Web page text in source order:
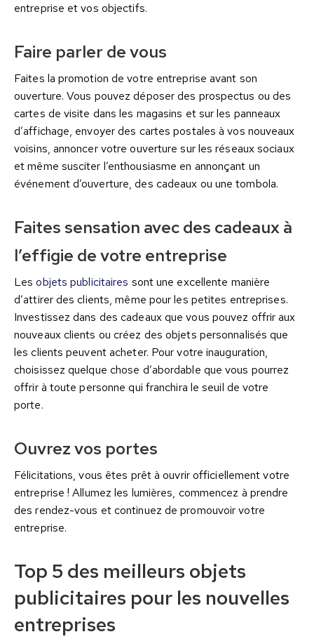
entreprise et vos objectifs.
Faire parler de vous
Faites la promotion de votre entreprise avant son
ouverture. Vous pouvez déposer des prospectus ou des
cartes de visite dans les magasins et sur les panneaux
d’affichage, envoyer des cartes postales à vos nouveaux
voisins, annoncer votre ouverture sur les réseaux sociaux
et même susciter l’enthousiasme en annonçant un
événement d’ouverture, des cadeaux ou une tombola.
Faites sensation avec des cadeaux à
l’effigie de votre entreprise
Lesobjets publicitaires sont une excellente manière
d’attirer des clients, même pour les petites entreprises.
Investissez dans des cadeaux que vous pouvez offrir aux
nouveaux clients ou créez des objets personnalisés que
les clients peuvent acheter. Pour votre inauguration,
choisissez quelque chose d’abordable que vous pourrez
offrir à toute personne qui franchira le seuil de votre
porte.
Ouvrez vos portes
Félicitations, vous êtes prêt à ouvrir officiellement votre
entreprise ! Allumez les lumières, commencez à prendre
des rendez-vous et continuez de promouvoir votre
entreprise.
Top 5 des meilleurs objets
publicitaires pour les nouvelles
entreprises